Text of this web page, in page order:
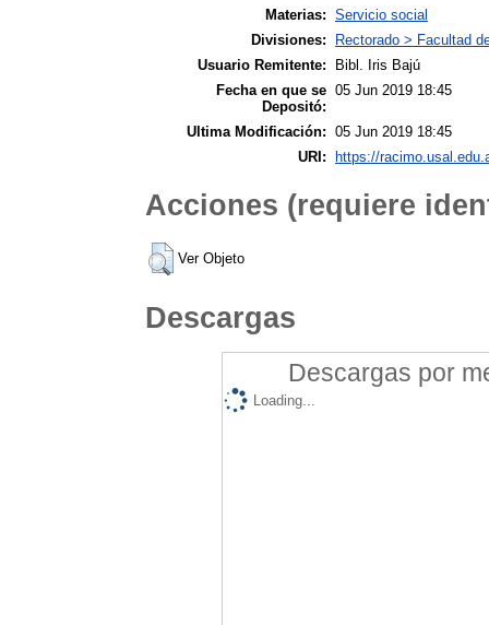
Materias: Servicio social
Divisiones:
Rectorado > Facultad
Usuario Remitente:
Bibl. Iris Bajú
Fecha en que se
Depositó:
05 Jun 2019 18:45
Ultima Modificación: 05 Jun 2019 18:45
URI:
https://
Acciones (requiere
Ver Objeto
Descargas
Descargas por
Loading...